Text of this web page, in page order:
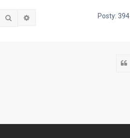
Szukaj Wyszukiwanie zaawansowane
Posty: 394